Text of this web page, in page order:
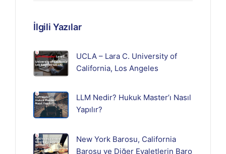
İlgili Yazılar
UCLA – Lara C. University of
California, Los Angeles
LLM Nedir? Hukuk Master’ı Nasıl
Yapılır?
New York Barosu, California
Barosu ve Diğer Eyaletlerin Baro